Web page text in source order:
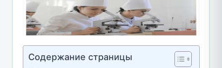
Содержание страницы